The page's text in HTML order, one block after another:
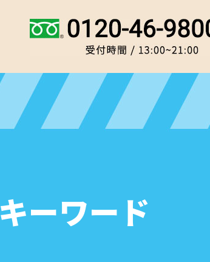
キーワード